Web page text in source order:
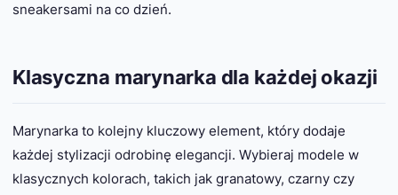
sneakersami na co dzień.
Klasyczna marynarka dla każdej okazji
Marynarka to kolejny kluczowy element, który dodaje
każdej stylizacji odrobinę elegancji. Wybieraj modele w
klasycznych kolorach, takich jak granatowy, czarny czy